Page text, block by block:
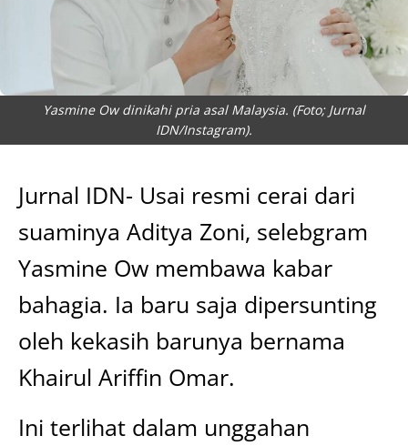
Yasmine Ow dinikahi pria asal Malaysia. (Foto; Jurnal
IDN/Instagram).
Jurnal IDN- Usai resmi cerai dari
suaminya Aditya Zoni, selebgram
Yasmine Ow membawa kabar
bahagia. Ia baru saja dipersunting
oleh kekasih barunya bernama
Khairul Ariffin Omar.
Ini terlihat dalam unggahan